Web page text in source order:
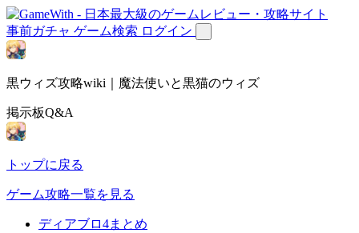
事前ガチャ ゲーム検索 ログイン
黒ウィズ攻略wiki｜魔法使いと黒猫のウィズ
掲示板Q&A
トップに戻る
ゲーム攻略一覧を見る
ディアブロ4まとめ